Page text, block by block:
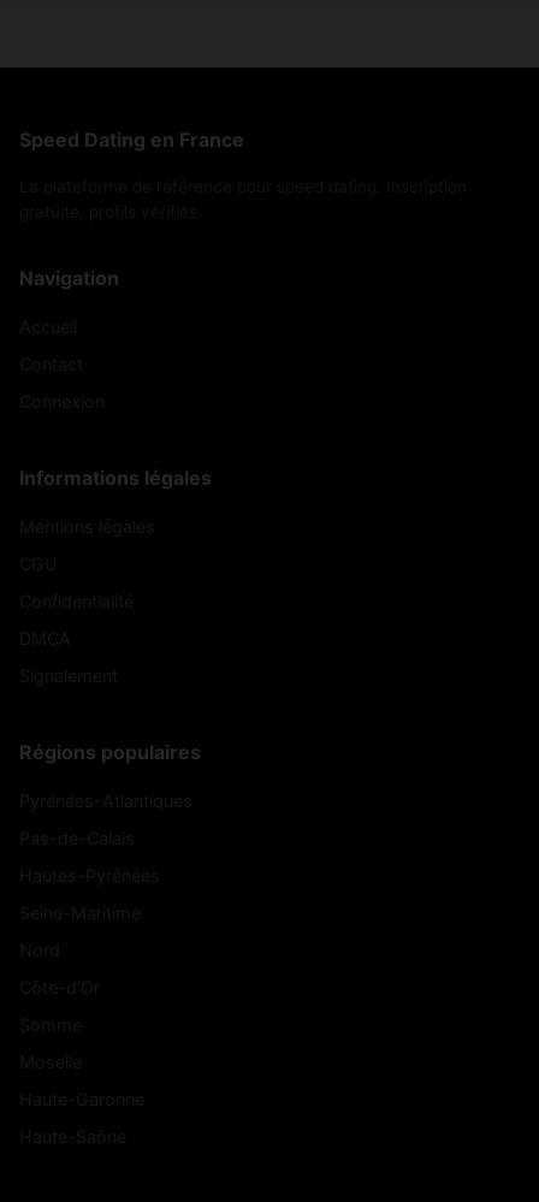
Speed Dating en France
Navigation
Informations légales
Régions populaires